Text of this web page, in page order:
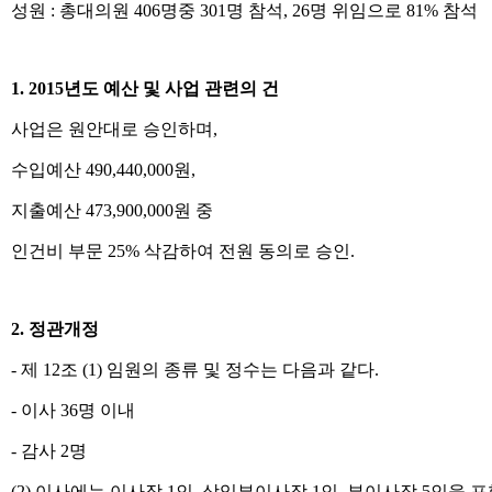
성원 : 총대의원 406명중 301명 참석, 26명 위임으로 81% 참석
1. 2015년도 예산 및 사업 관련의 건
사업은 원안대로 승인하며,
수입예산 490,440,000원,
지출예산 473,900,000원 중
인건비 부문 25% 삭감하여 전원 동의로 승인.
2. 정관개정
- 제 12조 (1) 임원의 종류 및 정수는 다음과 같다.
- 이사 36명 이내
- 감사 2명